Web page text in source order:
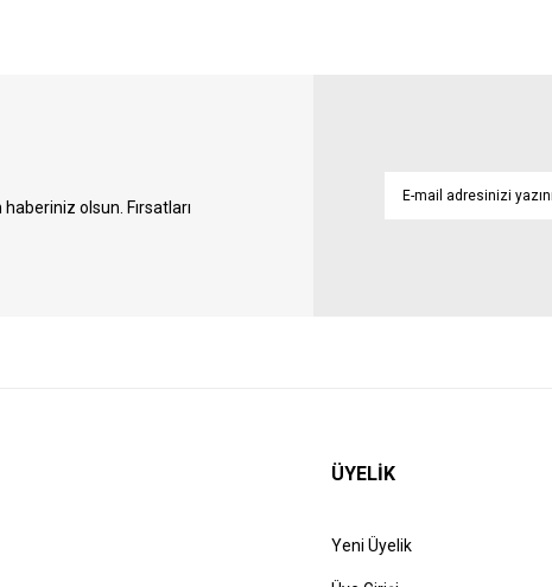
olsun. Fırsatları
ÜYELİK
Yeni Üyelik